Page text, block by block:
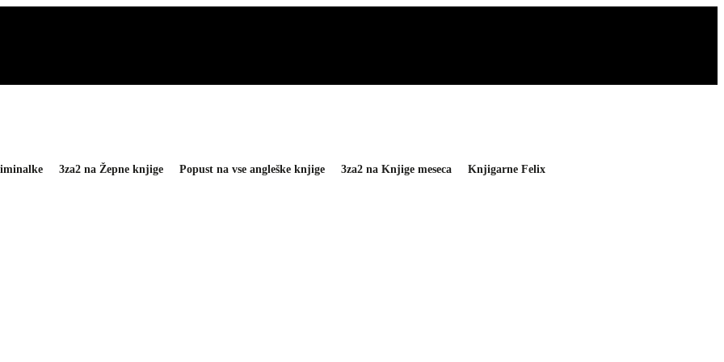
3za2 na Žepne knjige Popust na vse angleške knjige 3za2 na Knjige meseca Knjigarne Felix